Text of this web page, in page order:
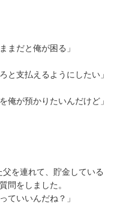
まだと俺が困る」
と支払えるようにしたい」
俺が預かりたいんだけど」
を連れて、貯金している
問をしました。
ていいんだね？」